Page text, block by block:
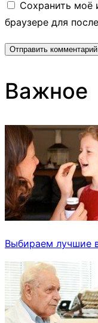
Сохранить моё
браузере для
Важное
Выбираем лучшие